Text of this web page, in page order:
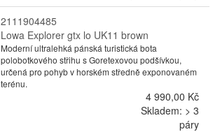
2111904485
Lowa Explorer gtx lo UK11 brown
Moderní ultralehká pánská turistická bota
polobotkového střihu s Goretexovou podšívkou,
určená pro pohyb v horském středně exponovaném
terénu.
4 990,00 Kč
Skladem: > 3
páry